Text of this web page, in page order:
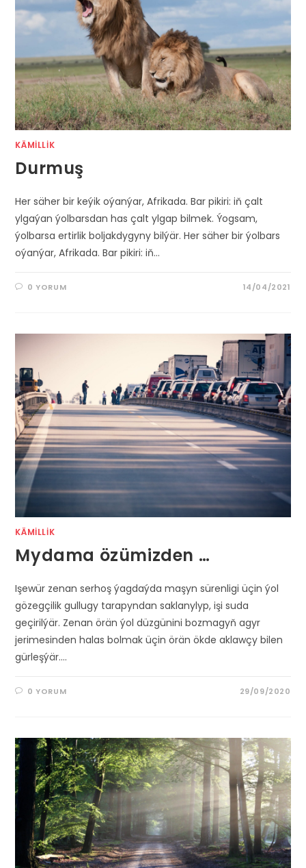
KÄMILLIK
Durmuş
Her säher bir keýik oýanýar, Afrikada. Bar pikiri: iň çalt
ylgaýan ýolbarsdan has çalt ylgap bilmek. Ýogsam,
ýolbarsa ertirlik boljakdygyny bilýär. Her säher bir ýolbars
oýanýar, Afrikada. Bar pikiri: iň…
0 YORUM 14/04/2021
KÄMILLIK
Mydama özümizden …
Işewür zenan serhoş ýagdaýda maşyn sürenligi üçin ýol
gözegçilik gullugy tarapyndan saklanylyp, işi suda
geçirilýär. Zenan örän ýol düzgünini bozmagyň agyr
jerimesinden halas bolmak üçin örän ökde aklawçy bilen
gürleşýär.…
0 YORUM 29/09/2020